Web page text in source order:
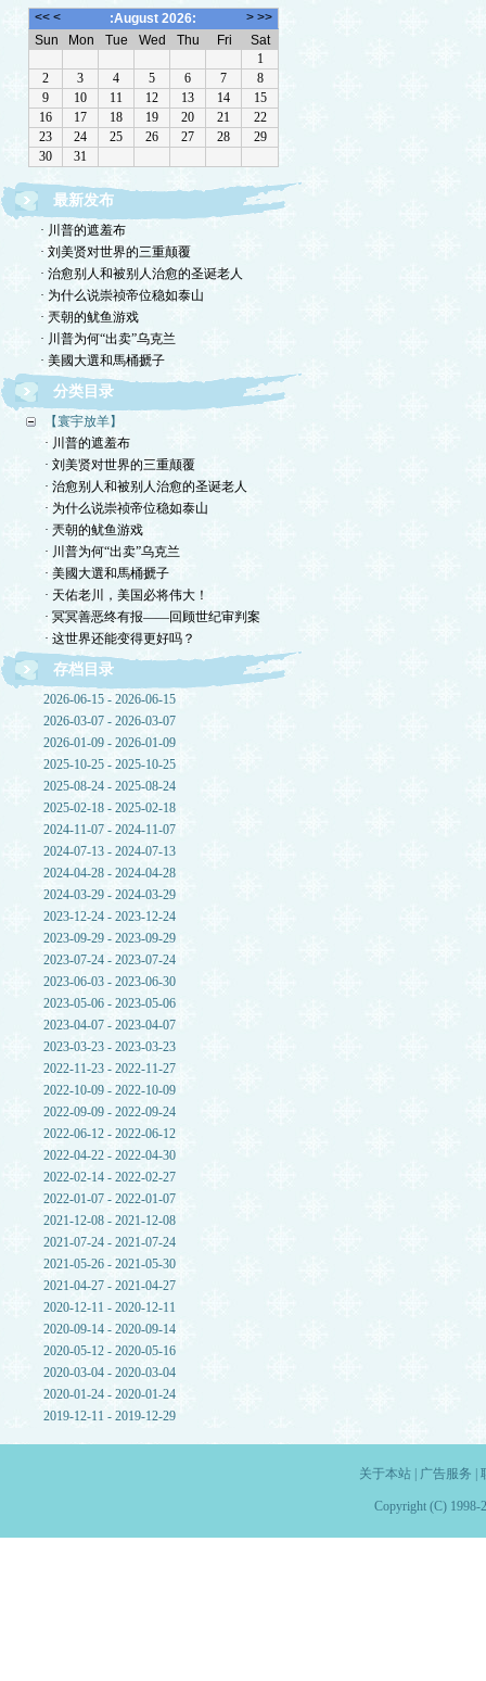
最新发布
· 川普的遮羞布
· 刘美贤对世界的三重颠覆
· 治愈别人和被别人治愈的圣诞老人
· 为什么说崇祯帝位稳如泰山
· 兲朝的鱿鱼游戏
· 川普为何“出卖”乌克兰
· 美國大選和馬桶搋子
分类目录
【寰宇放羊】
· 川普的遮羞布
· 刘美贤对世界的三重颠覆
· 治愈别人和被别人治愈的圣诞老人
· 为什么说崇祯帝位稳如泰山
· 兲朝的鱿鱼游戏
· 川普为何“出卖”乌克兰
· 美國大選和馬桶搋子
· 天佑老川，美国必将伟大！
· 冥冥善恶终有报——回顾世纪审判案
· 这世界还能变得更好吗？
存档目录
2026-06-15 - 2026-06-15
2026-03-07 - 2026-03-07
2026-01-09 - 2026-01-09
2025-10-25 - 2025-10-25
2025-08-24 - 2025-08-24
2025-02-18 - 2025-02-18
2024-11-07 - 2024-11-07
2024-07-13 - 2024-07-13
2024-04-28 - 2024-04-28
2024-03-29 - 2024-03-29
2023-12-24 - 2023-12-24
2023-09-29 - 2023-09-29
2023-07-24 - 2023-07-24
2023-06-03 - 2023-06-30
2023-05-06 - 2023-05-06
2023-04-07 - 2023-04-07
2023-03-23 - 2023-03-23
2022-11-23 - 2022-11-27
2022-10-09 - 2022-10-09
2022-09-09 - 2022-09-24
2022-06-12 - 2022-06-12
2022-04-22 - 2022-04-30
2022-02-14 - 2022-02-27
2022-01-07 - 2022-01-07
2021-12-08 - 2021-12-08
2021-07-24 - 2021-07-24
2021-05-26 - 2021-05-30
2021-04-27 - 2021-04-27
2020-12-11 - 2020-12-11
2020-09-14 - 2020-09-14
2020-05-12 - 2020-05-16
2020-03-04 - 2020-03-04
2020-01-24 - 2020-01-24
2019-12-11 - 2019-12-29
关于本站| 广告服务
Copyright (C) 1998-